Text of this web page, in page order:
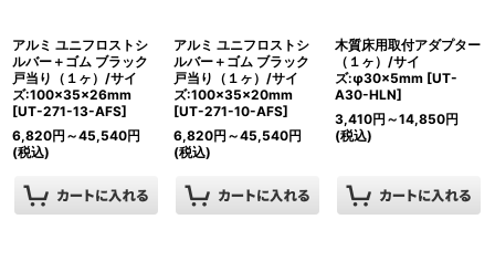
アルミ ユニフロストシ
ルバー＋ゴム ブラック
戸当り（１ヶ）/サイ
ズ:100×35×26mm
[UT-271-13-AFS]
6,820円 ～45,540円
(税込)
アルミ ユニフロストシ
ルバー＋ゴム ブラック
戸当り（１ヶ）/サイ
ズ:100×35×20mm
[UT-271-10-AFS]
6,820円 ～45,540円
(税込)
木質床用取付アダプター
（１ヶ）/サイ
ズ:φ30×5mm [UT-
A30-HLN]
3,410円 ～14,850円
(税込)